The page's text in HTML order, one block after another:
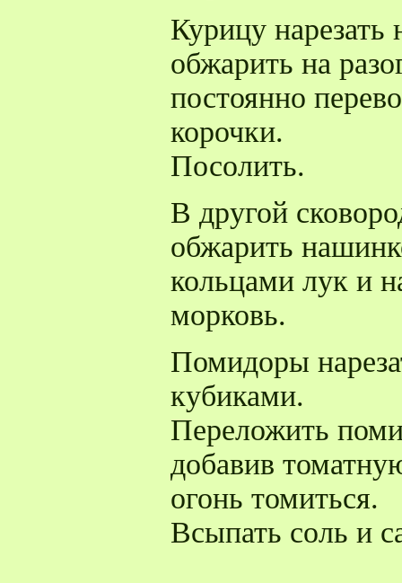
Курицу
обжарить на
постоянно
корочки.
Посолить.
В другой
обжарить
кольцами лук и
морковь.
Помидоры
кубиками.
Переложить
добавив
огонь томиться.
Всыпать соль и